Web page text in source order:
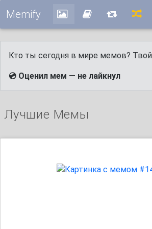
Memify
Кто ты сегодня в мире мемов? Твой
💿 Оценил мем — не лайкнул
Лучшие Мемы